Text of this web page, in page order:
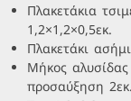
Πλακετάκια
1,2×1,2×0,5εκ.
Πλακετάκι
Μήκος
προσαύξηση 2εκ.